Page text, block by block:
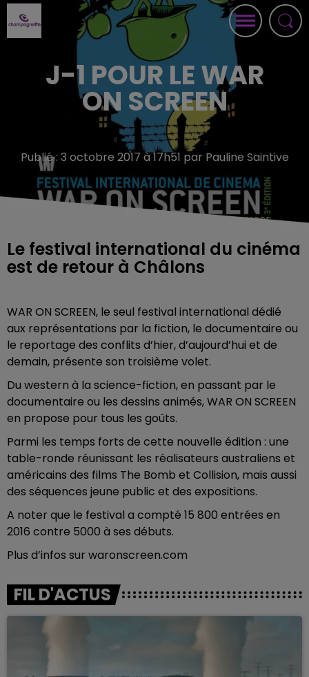
J-1 POUR LE WAR
ON SCREEN
Publié : 3 octobre 2017 à 17h51 par Pauline Saintive
Le festival international du cinéma
est de retour à Châlons
WAR ON SCREEN, le seul festival international dédié
aux représentations par la fiction, le documentaire ou
le reportage des conflits d’hier, d’aujourd’hui et de
demain, présente son troisième volet.
Du western à la science-fiction, en passant par le
documentaire ou les dessins animés, WAR ON SCREEN
en propose pour tous les goûts.
Parmi les temps forts de cette nouvelle édition : une
table-ronde réunissant les réalisateurs australiens et
américains des films The Bomb et Collision, mais aussi
des séquences jeune public et des expositions.
A noter que le festival a compté 15 800 entrées en
2016 contre 5000 à ses débuts.
Plus d’infos sur waronscreen.com
FIL D'ACTUS